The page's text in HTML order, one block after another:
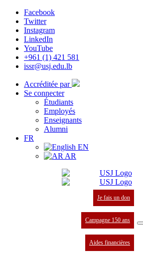
Facebook
Twitter
Instagram
LinkedIn
YouTube
+961 (1) 421 581
issr@usj.edu.lb
Accréditée par
Se connecter
Étudiants
Employés
Enseignants
Alumni
FR
EN
AR
Je fais un don
Campagne 150 ans
Aides financières